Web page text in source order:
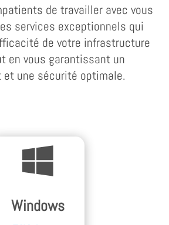
de travailler avec vous
services exceptionnels qui
de votre infrastructure
en vous garantissant un
une sécurité optimale.

Windows